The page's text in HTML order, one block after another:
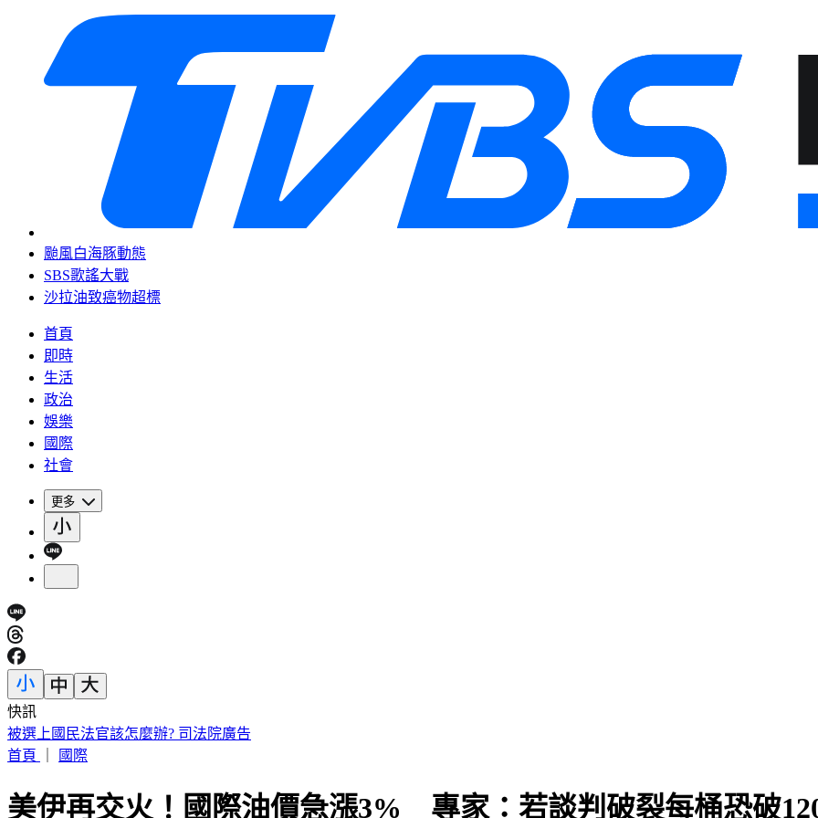
颱風白海豚動態
SBS歌謠大戰
沙拉油致癌物超標
首頁
即時
生活
政治
娛樂
國際
社會
更多
快訊
漢光Day3！模擬共軍襲擊 幻象2000「緊急升空」迎敵畫面曝
首頁
國際
美伊再交火！國際油價急漲3% 專家：若談判破裂每桶恐破